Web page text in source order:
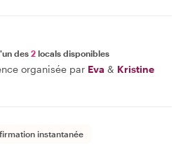
des 2 locals disponibles
organisée par Eva & Kristine
instantanée